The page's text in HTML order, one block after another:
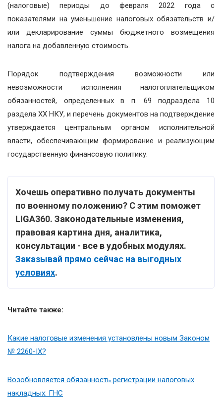
(налоговые) периоды до февраля 2022 года с
показателями на уменьшение налоговых обязательств и/
или декларирование суммы бюджетного возмещения
налога на добавленную стоимость.
Порядок подтверждения возможности или
невозможности исполнения налогоплательщиком
обязанностей, определенных в п. 69 подраздела 10
раздела ХХ НКУ, и перечень документов на подтверждение
утверждается центральным органом исполнительной
власти, обеспечивающим формирование и реализующим
государственную финансовую политику.
Хочешь оперативно получать документы
по военному положению? С этим поможет
LIGA360. Законодательные изменения,
правовая картина дня, аналитика,
консультации - все в удобных модулях.
Заказывай прямо сейчас на выгодных
условиях.
Читайте также:
Какие налоговые изменения установлены новым Законом
№ 2260-IX?
Возобновляется обязанность регистрации налоговых
накладных: ГНС